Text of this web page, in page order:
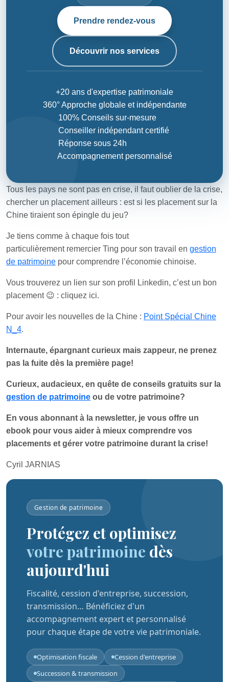
Prendre rendez-vous
Découvrir nos services
+20 ans d'expertise patrimoniale
360° Approche globale et indépendante
100% Conseils sur-mesure
Conseiller indépendant certifié
Réponse sous 24h
Accompagnement personnalisé
Tous les pays ne sont pas en crise, il faut oublier de la crise,
chercher un placement ailleurs : est si les placement sur la
Chine tiraient son épingle du jeu?
Je tiens comme à chaque fois tout
particulièrement remercier Ting pour son travail en gestion
de patrimoine pour comprendre l’économie chinoise.
Vous trouverez un lien sur son profil Linkedin, c’est un bon
placement 😉 : cliquez ici.
Pour avoir les nouvelles de la Chine : Point Spécial Chine
N_4.
Internaute, épargnant curieux mais zappeur, ne prenez
pas la fuite dès la première page!
Curieux, audacieux, en quête de conseils gratuits sur la
gestion de patrimoine ou de votre patrimoine?
En vous abonnant à la newsletter, je vous offre un
ebook pour vous aider à mieux comprendre vos
placements et gérer votre patrimoine durant la crise!
Cyril JARNIAS
Gestion de patrimoine
Protégez et optimisez
votre patrimoine dès
aujourd'hui
Fiscalité, cession d'entreprise, succession,
transmission… Bénéficiez d'un
accompagnement expert et personnalisé
pour chaque étape de votre vie patrimoniale.
Optimisation fiscale
Cession d'entreprise
Succession & transmission